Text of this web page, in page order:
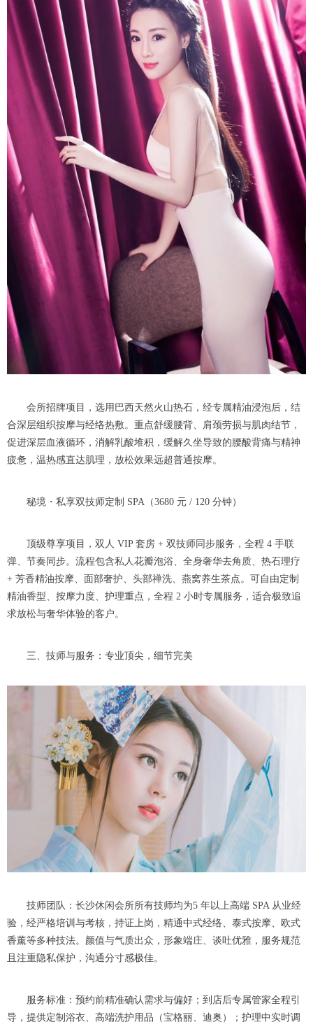
会所招牌项目，选用巴西天然火山热石，经专属精油浸泡后，结
合深层组织按摩与经络热敷。重点舒缓腰背、肩颈劳损与肌肉结节，
促进深层血液循环，消解乳酸堆积，缓解久坐导致的腰酸背痛与精神
疲惫，温热感直达肌理，放松效果远超普通按摩。
秘境・私享双技师定制 SPA（3680 元 / 120 分钟）
顶级尊享项目，双人 VIP 套房 + 双技师同步服务，全程 4 手联
弹、节奏同步。流程包含私人花瓣泡浴、全身奢华去角质、热石理疗
+ 芳香精油按摩、面部奢护、头部禅洗、燕窝养生茶点。可自由定制
精油香型、按摩力度、护理重点，全程 2 小时专属服务，适合极致追
求放松与奢华体验的客户。
三、技师与服务：专业顶尖，细节完美
技师团队：长沙休闲会所所有技师均为5 年以上高端 SPA 从业经
验，经严格培训与考核，持证上岗，精通中式经络、泰式按摩、欧式
香薰等多种技法。颜值与气质出众，形象端庄、谈吐优雅，服务规范
且注重隐私保护，沟通分寸感极佳。
服务标准：预约前精准确认需求与偏好；到店后专属管家全程引
导，提供定制浴衣、高端洗护用品（宝格丽、迪奥）；护理中实时调